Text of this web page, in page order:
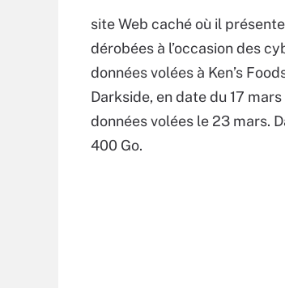
site Web caché où il
dérobées à l’occasion des
données volées à Ken’s
Darkside, en date du 17
données volées le 23 mars.
400 Go.